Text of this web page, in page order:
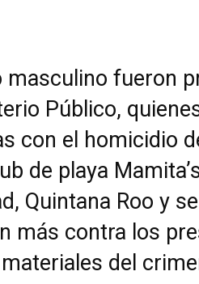
masculino fueron
Público,
con el homicidio
de playa
Quintana Roo y
más contra los
del